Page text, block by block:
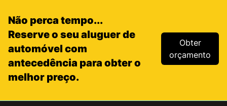
Não perca tempo...
Reserve o seu aluguer de
automóvel com
antecedência para obter o
melhor preço.
Obter
orçamento